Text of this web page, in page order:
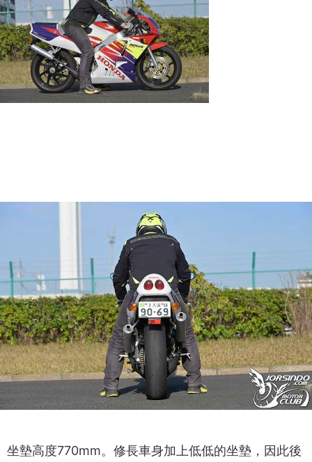
坐墊高度770mm。修長車身加上低低的坐墊，因此後